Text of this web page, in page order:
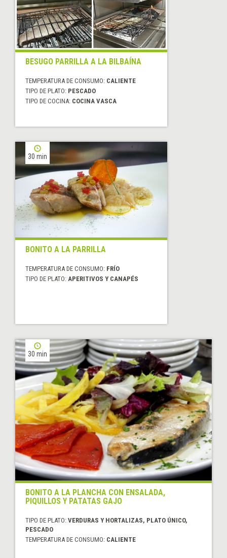
BESUGO PARRILLA A LA BILBAÍNA
TEMPERATURA DE CONSUMO: CALIENTE
TIPO DE PLATO: PESCADO
TIPO DE COCINA: COCINA VASCA
30 min
BONITO A LA PARRILLA
TEMPERATURA DE CONSUMO: FRÍO
TIPO DE PLATO: APERITIVOS Y CANAPÉS
30 min
BONITO A LA PLANCHA CON ENSALADA,
PIQUILLOS Y PATATAS GAJO
TIPO DE PLATO: VERDURAS Y HORTALIZAS, PLATO ÚNICO,
PESCADO
TEMPERATURA DE CONSUMO: CALIENTE